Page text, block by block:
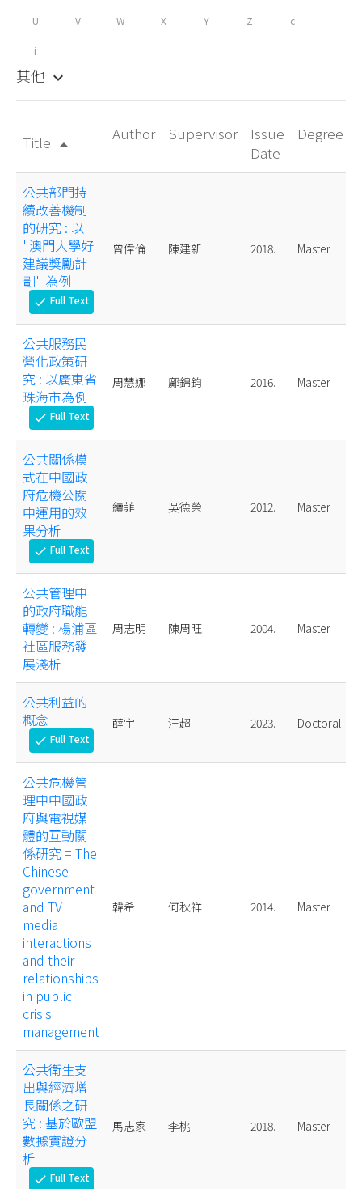
U V W X Y Z c
i
其他 keyboard_arrow_down
Title arrow_drop_up
Author Supervisor
Issue
Date
Degree
公共部門持
續改善機制
的研究 : 以
"澳門大學好
建議獎勵計
劃" 為例
check Full Text
曾偉倫 陳建新 2018. Master
公共服務民
營化政策研
究 : 以廣東省
珠海市為例
check Full Text
周慧娜 鄺錦鈞 2016. Master
公共關係模
式在中國政
府危機公關
中運用的效
果分析
check Full Text
續菲 吳德榮 2012. Master
公共管理中
的政府職能
轉變 : 楊浦區
社區服務發
展淺析
周志明 陳周旺 2004. Master
公共利益的
概念
check Full Text
薛宇 汪超 2023. Doctoral
公共危機管
理中中國政
府與電視媒
體的互動關
係研究 = The
Chinese
government
and TV
media
interactions
and their
relationships
in public
crisis
management
韓希 何秋祥 2014. Master
公共衛生支
出與經濟增
長關係之研
究 : 基於歐盟
數據實證分
析
check Full Text
馬志家 李桃 2018. Master